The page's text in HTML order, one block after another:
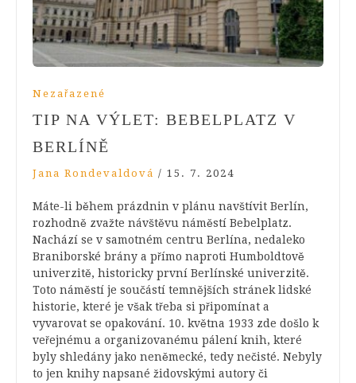
Nezařazené
TIP NA VÝLET: BEBELPLATZ V
BERLÍNĚ
Jana Rondevaldová / 15. 7. 2024
Máte-li během prázdnin v plánu navštívit Berlín,
rozhodně zvažte návštěvu náměstí Bebelplatz.
Nachází se v samotném centru Berlína, nedaleko
Braniborské brány a přímo naproti Humboldtově
univerzitě, historicky první Berlínské univerzitě.
Toto náměstí je součástí temnějších stránek lidské
historie, které je však třeba si připomínat a
vyvarovat se opakování. 10. května 1933 zde došlo k
veřejnému a organizovanému pálení knih, které
byly shledány jako neněmecké, tedy nečisté. Nebyly
to jen knihy napsané židovskými autory či